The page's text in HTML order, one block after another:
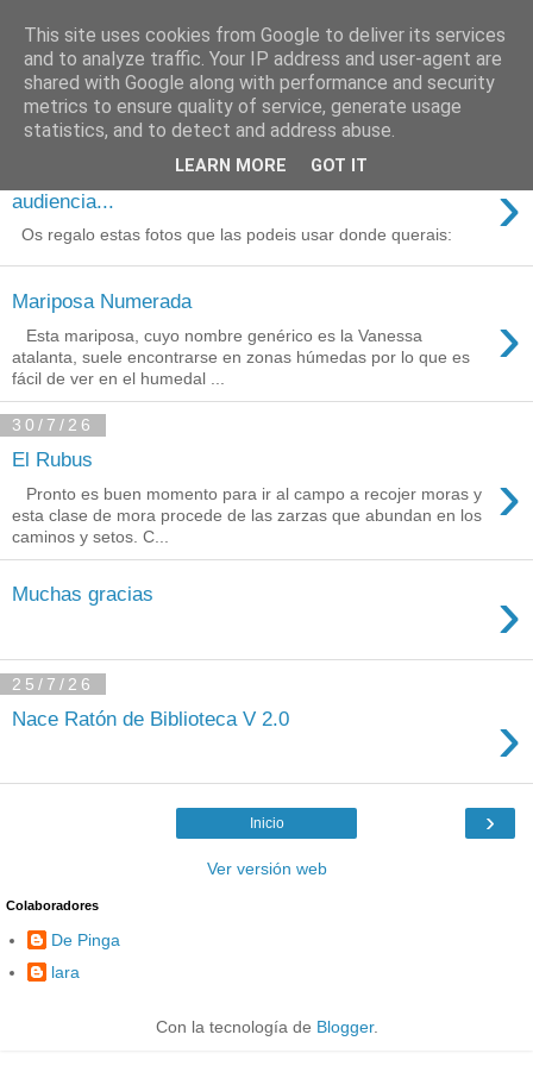
Está de pinga
3/8/26
Agradecimientos a Ares por su
audiencia...
›
Os regalo estas fotos que las podeis usar donde querais:
Mariposa Numerada ›
Esta mariposa, cuyo nombre genérico es la Vanessa
atalanta, suele encontrarse en zonas húmedas por lo que es
fácil de ver en el humedal ...
30/7/26
El Rubus ›
Pronto es buen momento para ir al campo a recojer moras y
esta clase de mora procede de las zarzas que abundan en los
caminos y setos. C...
Muchas gracias ›
25/7/26
Nace Ratón de Biblioteca V 2.0 ›
›
Inicio
Ver versión web
Colaboradores
De Pinga
lara
Con la tecnología de Blogger.
This site uses cookies from Google to deliver its services
and to analyze traffic. Your IP address and user-agent are
shared with Google along with performance and security
metrics to ensure quality of service, generate usage
statistics, and to detect and address abuse.
LEARN MORE GOT IT